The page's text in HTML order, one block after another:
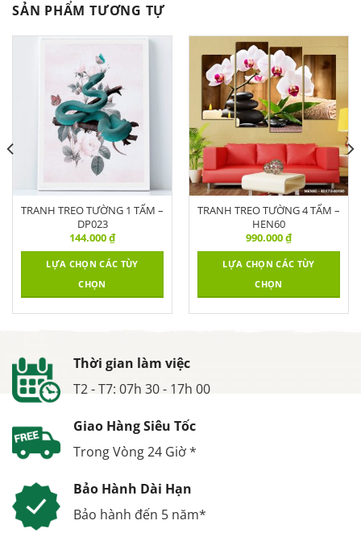
SẢN PHẨM TƯƠNG TỰ
TRANH TREO TƯỜNG 1 TẤM –
DP023
144.000₫
LỰA CHỌN CÁC TÙY
CHỌN
TRANH TREO TƯỜNG 4 TẤM –
HEN60
990.000₫
LỰA CHỌN CÁC TÙY
CHỌN
Thời gian làm việc
T2 - T7: 07h 30 - 17h 00
Giao Hàng Siêu Tốc
Trong Vòng 24 Giờ *
Bảo Hành Dài Hạn
Bảo hành đến 5 năm*